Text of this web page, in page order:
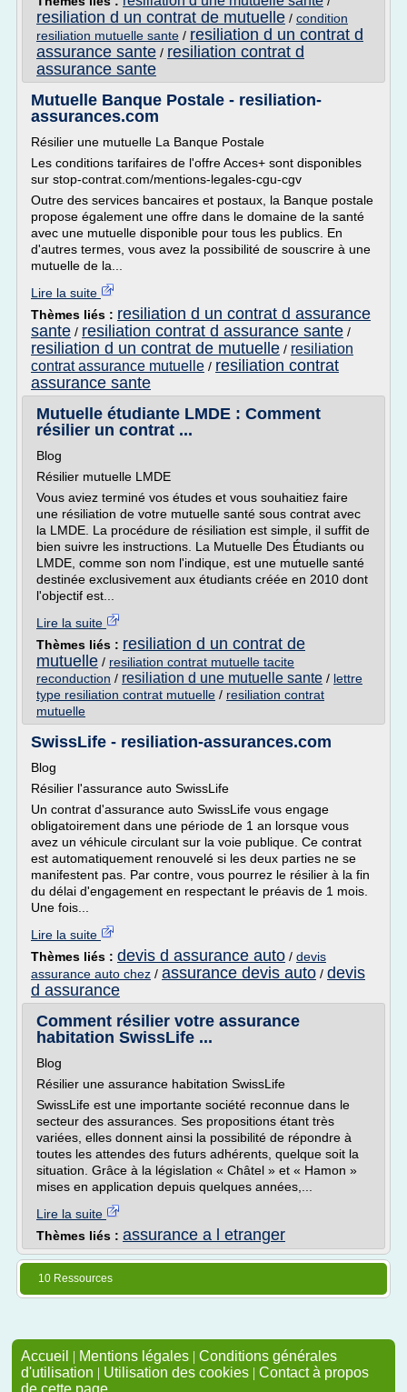
resiliation d un contrat de mutuelle / condition
resiliation mutuelle sante / resiliation d un contrat d
assurance sante / resiliation contrat d
assurance sante
Mutuelle Banque Postale - resiliation-
assurances.com
Résilier une mutuelle La Banque Postale
Les conditions tarifaires de l'offre Acces+ sont disponibles
sur stop-contrat.com/mentions-legales-cgu-cgv
Outre des services bancaires et postaux, la Banque postale
propose également une offre dans le domaine de la santé
avec une mutuelle disponible pour tous les publics. En
d'autres termes, vous avez la possibilité de souscrire à une
mutuelle de la...
Lire la suite
Thèmes liés : resiliation d un contrat d assurance
sante / resiliation contrat d assurance sante /
resiliation d un contrat de mutuelle / resiliation
contrat assurance mutuelle / resiliation contrat
assurance sante
Mutuelle étudiante LMDE : Comment
résilier un contrat ...
Blog
Résilier mutuelle LMDE
Vous aviez terminé vos études et vous souhaitiez faire
une résiliation de votre mutuelle santé sous contrat avec
la LMDE. La procédure de résiliation est simple, il suffit de
bien suivre les instructions. La Mutuelle Des Étudiants ou
LMDE, comme son nom l'indique, est une mutuelle santé
destinée exclusivement aux étudiants créée en 2010 dont
l'objectif est...
Lire la suite
Thèmes liés : resiliation d un contrat de
mutuelle / resiliation contrat mutuelle tacite
reconduction / resiliation d une mutuelle sante / lettre
type resiliation contrat mutuelle / resiliation contrat
mutuelle
SwissLife - resiliation-assurances.com
Blog
Résilier l'assurance auto SwissLife
Un contrat d'assurance auto SwissLife vous engage
obligatoirement dans une période de 1 an lorsque vous
avez un véhicule circulant sur la voie publique. Ce contrat
est automatiquement renouvelé si les deux parties ne se
manifestent pas. Par contre, vous pourrez le résilier à la fin
du délai d'engagement en respectant le préavis de 1 mois.
Une fois...
Lire la suite
Thèmes liés : devis d assurance auto / devis
assurance auto chez / assurance devis auto / devis
d assurance
Comment résilier votre assurance
habitation SwissLife ...
Blog
Résilier une assurance habitation SwissLife
SwissLife est une importante société reconnue dans le
secteur des assurances. Ses propositions étant très
variées, elles donnent ainsi la possibilité de répondre à
toutes les attendes des futurs adhérents, quelque soit la
situation. Grâce à la législation « Châtel » et « Hamon »
mises en application depuis quelques années,...
Lire la suite
Thèmes liés : assurance a l etranger
10 Ressources
Accueil | Mentions légales | Conditions générales
d'utilisation | Utilisation des cookies | Contact à propos
de cette page